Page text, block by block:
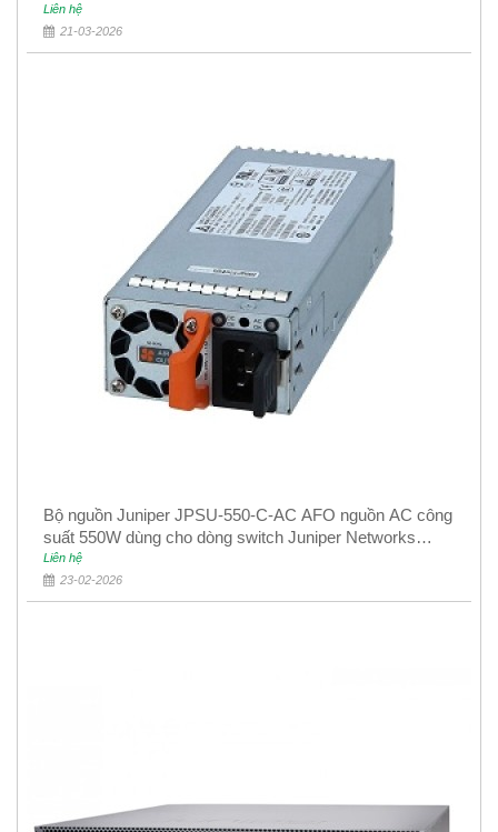
Liên hệ
21-03-2026
Bộ nguồn Juniper JPSU-550-C-AC AFO nguồn AC công
suất 550W dùng cho dòng switch Juniper Networks
EX4400
Liên hệ
23-02-2026